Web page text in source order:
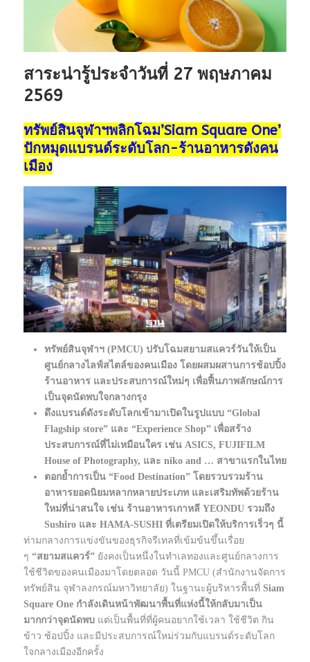
สาระน่ารู้ประจำวันที่ 27 พฤษภาคม
2569
ทรัพย์สินจุฬาฯพลิกโฉม’Siam Square One’
ปักหมุดแบรนด์ระดับโลก-ร้านอาหารดังคน
เมือง
ทรัพย์สินจุฬาฯ (PMCU) ปรับโฉมสยามสแควร์วันให้เป็น
ศูนย์กลางไลฟ์สไตล์ของคนเมือง โดยผสมผสานการช้อปปิ้ง
ร้านอาหาร และประสบการณ์ใหม่ๆ เพื่อฟื้นภาพลักษณ์การ
เป็นจุดนัดพบใจกลางกรุง
ดึงแบรนด์ดังระดับโลกเข้ามาเปิดในรูปแบบ “Global
Flagship store” และ “Experience Shop” เพื่อสร้าง
ประสบการณ์ที่ไม่เหมือนใคร เช่น ASICS, FUJIFILM
House of Photography, และ niko and … สาขาแรกในไทย
ตอกย้ำการเป็น “Food Destination” โดยรวบรวมร้าน
อาหารยอดนิยมหลากหลายประเภท และเสริมทัพด้วยร้าน
ใหม่ที่น่าสนใจ เช่น ร้านอาหารเกาหลี YEONDU รวมถึง
Sushiro และ HAMA-SUSHI ที่เตรียมเปิดให้บริการเร็วๆ นี้
ท่ามกลางการแข่งขันของธุรกิจรีเทลที่เข้มข้นขึ้นเรื่อย
ๆ “สยามสแควร์” ยังคงเป็นหนึ่งในทำเลทองและศูนย์กลางการ
ใช้ชีวิตของคนเมืองมาโดยตลอด วันนี้ PMCU (สำนักงานจัดการ
ทรัพย์สิน จุฬาลงกรณ์มหาวิทยาลัย) ในฐานะผู้บริหารพื้นที่ Siam
Square One กำลังเดินหน้าพัฒนาพื้นที่แห่งนี้ให้กลับมาเป็น
มากกว่าจุดนัดพบ แต่เป็นพื้นที่ที่ผู้คนอยากใช้เวลา ใช้ชีวิต กิน
ข้าว ช้อปปิ้ง และมีประสบการณ์ใหม่ร่วมกับแบรนด์ระดับโลก
ใจกลางเมืองอีกครั้ง